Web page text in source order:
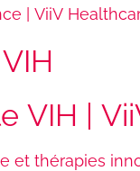
| ViiV
VIH |
et thérapies